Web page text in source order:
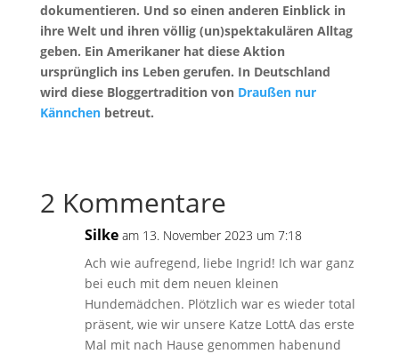
dokumentieren. Und so einen anderen Einblick in
ihre Welt und ihren völlig (un)spektakulären Alltag
geben. Ein Amerikaner hat diese Aktion
ursprünglich ins Leben gerufen. In Deutschland
wird diese Bloggertradition von Draußen nur
Kännchenbetreut.
2 Kommentare
Silke am 13. November 2023 um 7:18
Ach wie aufregend, liebe Ingrid! Ich war ganz
bei euch mit dem neuen kleinen
Hundemädchen. Plötzlich war es wieder total
präsent, wie wir unsere Katze LottA das erste
Mal mit nach Hause genommen habenund